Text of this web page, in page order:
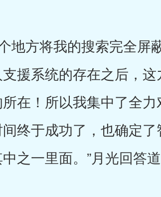
方将我的搜索完全屏
援系统的存在之后，
在！所以我集中了全
终于成功了，也确定
之一里面。”月光回答道